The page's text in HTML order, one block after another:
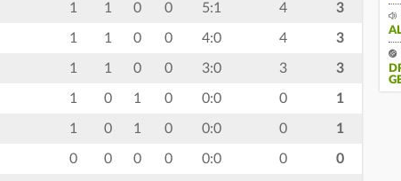
1 1 0 0 5:1 4 3
1 1 0 0 4:0 4 3
1 1 0 0 3:0 3 3
1 0 1 0 0:0 0 1
1 0 1 0 0:0 0 1
0 0 0 0 0:0 0 0